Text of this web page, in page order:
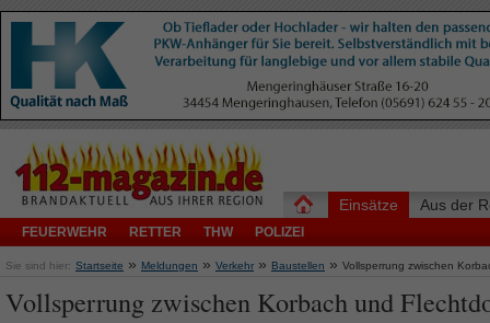
Einsätze
FEUERWEHR RETTER THW POLIZEI
Aus der
Sie sind hier: Startseite » Meldungen » Verkehr » Baustellen » Vollsperrung zwischen
Vollsperrung zwischen Korbach und